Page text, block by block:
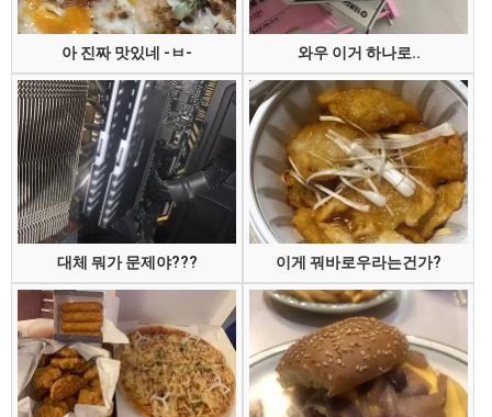
아 진짜 맛있네 -ㅂ- 와우 이거 하나로..
대체 뭐가 문제야??? 이게 꿔바로우라는건가?